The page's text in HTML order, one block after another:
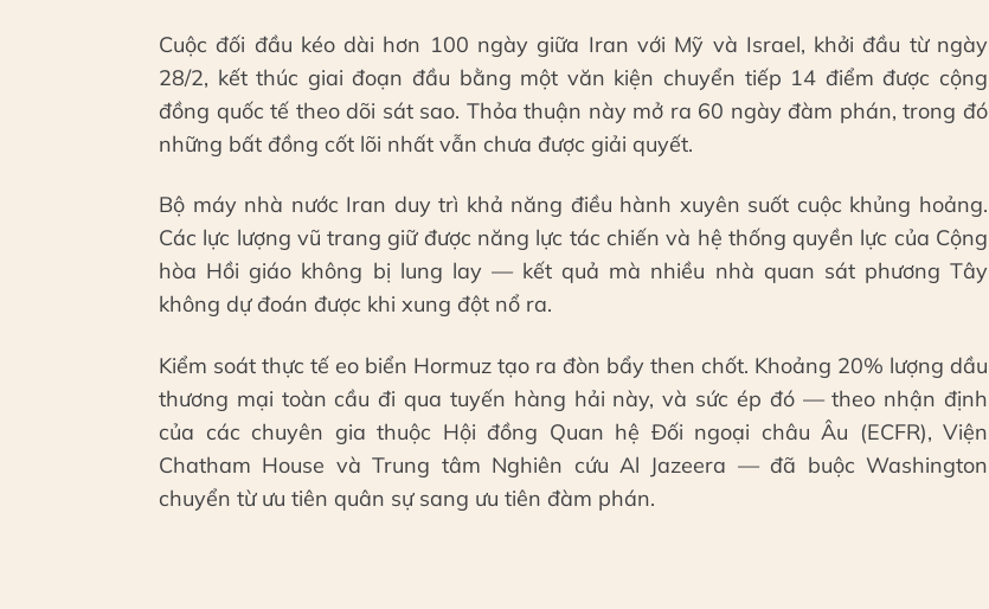
Cuộc đối đầu kéo dài hơn 100 ngày giữa Iran với Mỹ và Israel, khởi đầu từ ngày
28/2, kết thúc giai đoạn đầu bằng một văn kiện chuyển tiếp 14 điểm được cộng
đồng quốc tế theo dõi sát sao. Thỏa thuận này mở ra 60 ngày đàm phán, trong đó
những bất đồng cốt lõi nhất vẫn chưa được giải quyết.
Bộ máy nhà nước Iran duy trì khả năng điều hành xuyên suốt cuộc khủng hoảng.
Các lực lượng vũ trang giữ được năng lực tác chiến và hệ thống quyền lực của Cộng
hòa Hồi giáo không bị lung lay — kết quả mà nhiều nhà quan sát phương Tây
không dự đoán được khi xung đột nổ ra.
Kiểm soát thực tế eo biển Hormuz tạo ra đòn bẩy then chốt. Khoảng 20% lượng dầu
thương mại toàn cầu đi qua tuyến hàng hải này, và sức ép đó — theo nhận định
của các chuyên gia thuộc Hội đồng Quan hệ Đối ngoại châu Âu (ECFR), Viện
Chatham House và Trung tâm Nghiên cứu Al Jazeera — đã buộc Washington
chuyển từ ưu tiên quân sự sang ưu tiên đàm phán.